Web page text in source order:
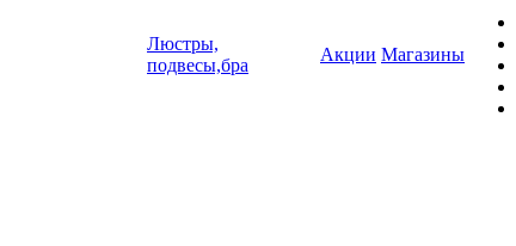
Люстры,
подвесы,бра
Акции Магазины